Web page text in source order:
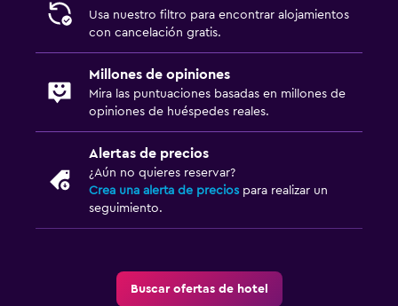
Usa nuestro filtro para encontrar alojamientos
con cancelación gratis.
Millones de opiniones
Mira las puntuaciones basadas en millones de
opiniones de huéspedes reales.
Alertas de precios
¿Aún no quieres reservar?
Crea una alerta de precios para realizar un
seguimiento.
Buscar ofertas de hotel